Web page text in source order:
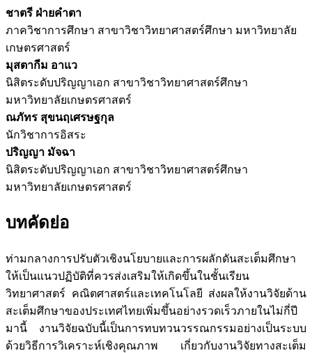
ชาตรี ฝ่ายคำตา
ภาควิชาการศึกษา สาขาวิชาวิทยาศาสตร์ศึกษา มหาวิทยาลัย
เกษตรศาสตร์
มุสตากีม อาแว
นิสิตระดับปริญญาเอก สาขาวิชาวิทยาศาสตร์ศึกษา
มหาวิทยาลัยเกษตรศาสตร์
ณภัทร สุขนฤเศรษฐกุล
นักวิชาการอิสระ
ปริญญา มัจฉา
นิสิตระดับปริญญาเอก สาขาวิชาวิทยาศาสตร์ศึกษา
มหาวิทยาลัยเกษตรศาสตร์
บทคัดย่อ
ท่ามกลางการปรับตัวเชิงนโยบายและการผลักดันสะเต็มศึกษา
ให้เป็นแนวปฏิบัติที่ควรส่งเสริมให้เกิดขึ้นในชั้นเรียน
วิทยาศาสตร์ คณิตศาสตร์และเทคโนโลยี ส่งผลให้งานวิจัยด้าน
สะเต็มศึกษาของประเทศไทยเพิ่มขึ้นอย่างรวดเร็วภายในไม่กี่ปี
มานี้ งานวิจัยฉบับนี้เป็นการทบทวนวรรณกรรมอย่างเป็นระบบ
ด้วยวิธีการวิเคราะห์เชิงคุณภาพ เกี่ยวกับงานวิจัยทางสะเต็ม